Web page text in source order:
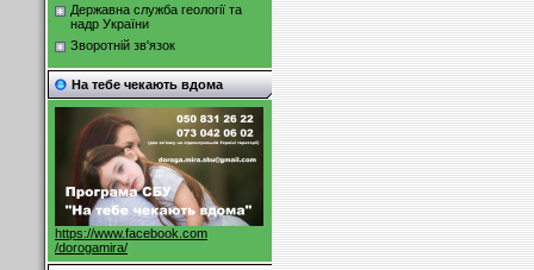
Державна служба геології та
надр України
Зворотній зв'язок
На тебе чекають вдома
https://www.facebook.com
/dorogamira/